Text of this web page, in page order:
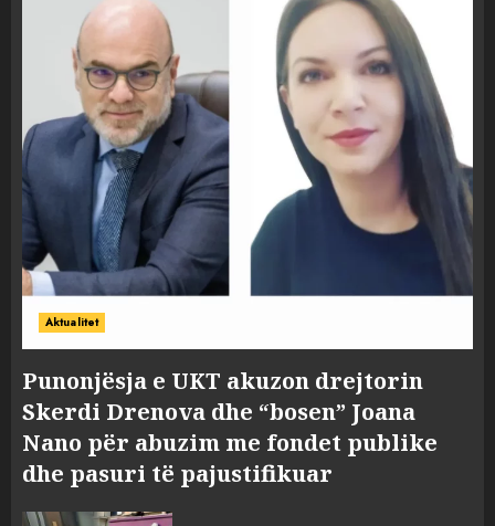
Aktualitet
Punonjësja e UKT akuzon drejtorin
Skerdi Drenova dhe “bosen” Joana
Nano për abuzim me fondet publike
dhe pasuri të pajustifikuar